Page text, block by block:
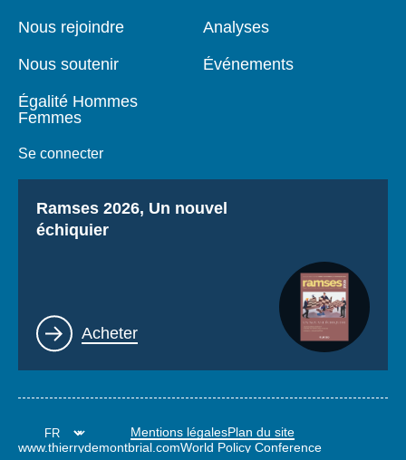
Nous rejoindre
Nous soutenir
Égalité Hommes
Femmes
Se connecter
Analyses
Événements
Titre
Ramses 2026, Un nouvel
échiquier
Lien
Acheter
Mentions légalesPlan du site
www.thierrydemontbrial.comWorld Policy Conference